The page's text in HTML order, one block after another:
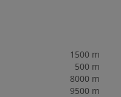
1500 m
500 m
8000 m
9500 m